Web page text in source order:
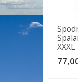
XXXL